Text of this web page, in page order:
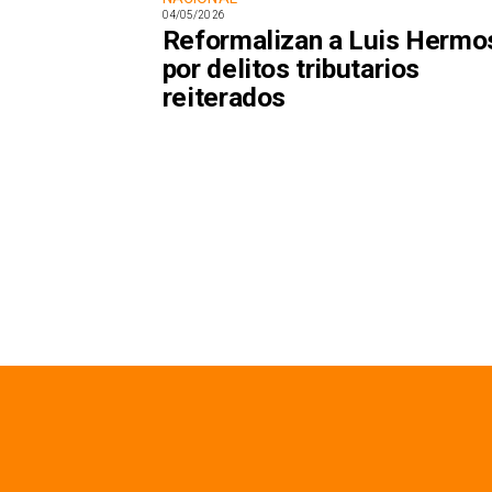
04/05/2026
Reformalizan a Luis
por delitos tributarios
reiterados